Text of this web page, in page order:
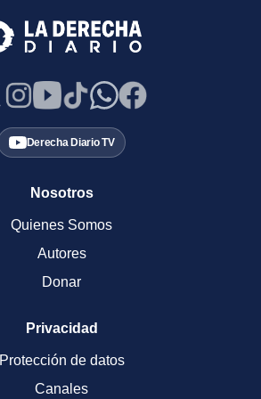
Derecha Diario TV
Nosotros
Quienes Somos
Autores
Donar
Privacidad
Protección de datos
Canales